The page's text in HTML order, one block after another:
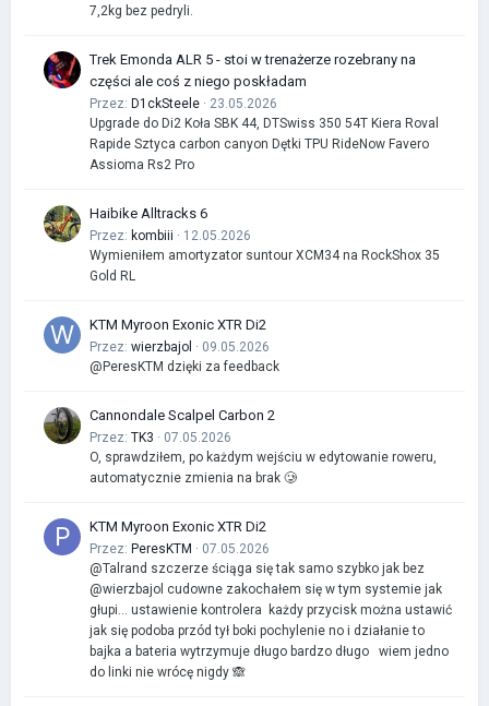
7,2kg bez pedryli.
Trek Emonda ALR 5 - stoi w trenażerze rozebrany na
części ale coś z niego poskładam
Przez: D1ckSteele · 23.05.2026
Upgrade do Di2 Koła SBK 44, DTSwiss 350 54T Kiera Roval
Rapide Sztyca carbon canyon Dętki TPU RideNow Favero
Assioma Rs2 Pro
Haibike Alltracks 6
Przez: kombiii · 12.05.2026
Wymieniłem amortyzator suntour XCM34 na RockShox 35
Gold RL
KTM Myroon Exonic XTR Di2
Przez: wierzbajol · 09.05.2026
@PeresKTM dzięki za feedback
Cannondale Scalpel Carbon 2
Przez: TK3 · 07.05.2026
O, sprawdziłem, po każdym wejściu w edytowanie roweru,
automatycznie zmienia na brak 🥲
KTM Myroon Exonic XTR Di2
Przez: PeresKTM · 07.05.2026
@Talrand szczerze ściąga się tak samo szybko jak bez
@wierzbajol cudowne zakochałem się w tym systemie jak
głupi… ustawienie kontrolera każdy przycisk można ustawić
jak się podoba przód tył boki pochylenie no i działanie to
bajka a bateria wytrzymuje długo bardzo długo wiem jedno
do linki nie wrócę nigdy 🙈